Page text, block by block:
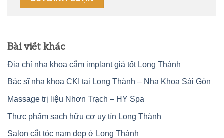
Bài viết khác
Địa chỉ nha khoa cắm implant giá tốt Long Thành
Bác sĩ nha khoa CKI tại Long Thành – Nha Khoa Sài Gòn
Massage trị liệu Nhơn Trạch – HY Spa
Thực phẩm sạch hữu cơ uy tín Long Thành
Salon cắt tóc nam đẹp ở Long Thành